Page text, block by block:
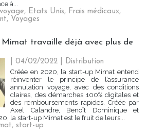
à...
, Etats Unis, Frais médicaux,
, Voyages
Mimat travaille déjà avec plus de
| 04/02/2022
Distribution
Créée en 2020, la start-up Mimat entend
réinventer le principe de l’assurance
annulation voyage, avec des conditions
claires, des démarches 100% digitales et
des remboursements rapides. Créée par
Axel Calandre, Benoît Dominique et
la start-up Mimat est le fruit de leurs...
, start-up